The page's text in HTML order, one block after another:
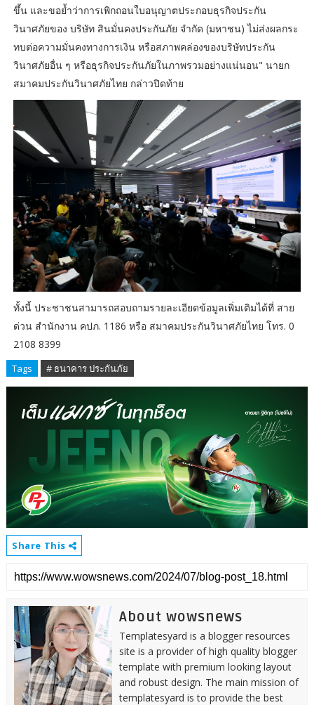
ขึ้น และขอย้ำว่าการเพิกถอนใบอนุญาตประกอบธุรกิจประกัน
วินาศภัยของ บริษัท สินมั่นคงประกันภัย จำกัด (มหาชน) ไม่ส่งผลกระ
ทบต่อความมั่นคงทางการเงิน หรือสภาพคล่องของบริษัทประกัน
วินาศภัยอื่น ๆ หรือธุรกิจประกันภัยในภาพรวมอย่างแน่นอน" นายก
สมาคมประกันวินาศภัยไทย กล่าวปิดท้าย
ทั้งนี้ ประชาชนสามารถสอบถามรายละเอียดข้อมูลเพิ่มเติมได้ที่ สาย
ด่วน สำนักงาน คปภ. 1186 หรือ สมาคมประกันวินาศภัยไทย โทร. 0
2108 8399
Tags # ธนาคาร ประกันภัย
Share This
About wowsnews
Templatesyard is a blogger resources
site is a provider of high quality blogger
template with premium looking layout
and robust design. The main mission of
templatesyard is to provide the best